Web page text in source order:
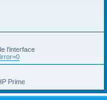
l'interface
Prime